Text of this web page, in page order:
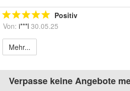
Positiv
Von: i***l 30.05.25
Mehr...
Verpasse keine Angebote